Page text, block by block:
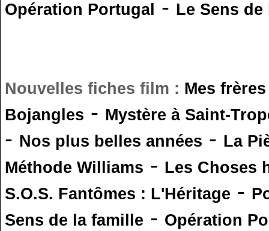
Opération Portugal - Le Sens
Nouvelles fiches film : Mes
Bojangles - Mystère à Saint-
- Nos plus belles années - La
Méthode Williams - Les Choses
S.O.S. Fantômes : L'Héritage -
Sens de la famille - Opération